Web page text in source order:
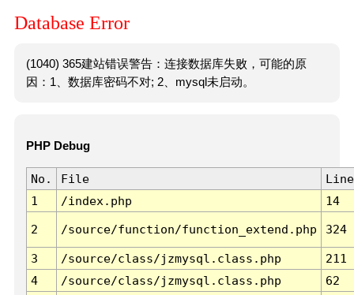
Database Error
(1040) 365建站错误警告：连接数据库失败，可能的原
因：1、数据库密码不对; 2、mysql未启动。
PHP Debug
No. File
Line
1
/index.php 14
2 /source/function/function_extend.php 324
3 /source/class/jzmysql.class.php
211
4
/source/class/jzmysql.class.php
62